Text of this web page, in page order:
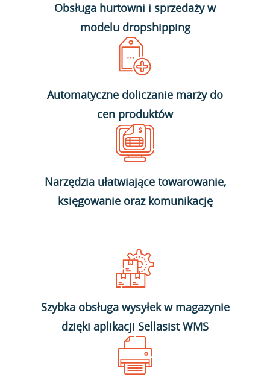
Obsługa hurtowni i sprzedaży w
modelu dropshipping
Automatyczne doliczanie marży do
cen produktów
Narzędzia ułatwiające towarowanie,
księgowanie oraz komunikację
Szybka obsługa wysyłek w magazynie
dzięki aplikacji Sellasist WMS